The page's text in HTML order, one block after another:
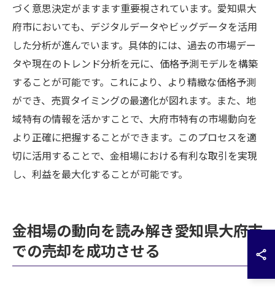
づく意思決定がますます重要視されています。愛知県大
府市においても、デジタルデータやビッグデータを活用
した分析が進んでいます。具体的には、過去の市場デー
タや現在のトレンド分析を元に、価格予測モデルを構築
することが可能です。これにより、より精緻な価格予測
ができ、売買タイミングの最適化が図れます。また、地
域特有の情報を活かすことで、大府市特有の市場動向を
より正確に把握することができます。このプロセスを適
切に活用することで、金相場における有利な取引を実現
し、利益を最大化することが可能です。
金相場の動向を読み解き愛知県大府市
での売却を成功させる